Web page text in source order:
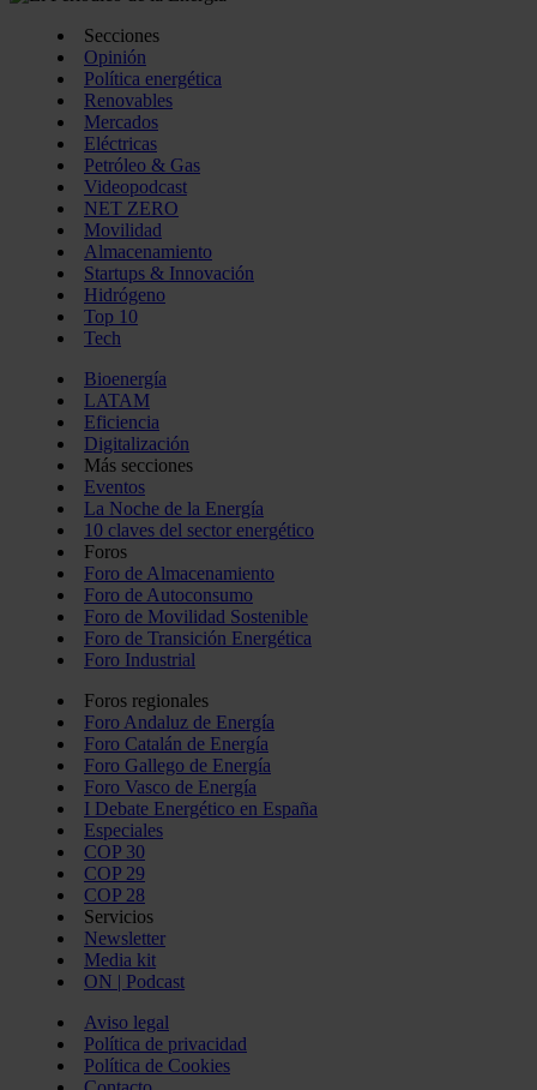
Secciones
Opinión
Política energética
Renovables
Mercados
Eléctricas
Petróleo & Gas
Videopodcast
NET ZERO
Movilidad
Almacenamiento
Startups & Innovación
Hidrógeno
Top 10
Tech
Bioenergía
LATAM
Eficiencia
Digitalización
Más secciones
Eventos
La Noche de la Energía
10 claves del sector energético
Foros
Foro de Almacenamiento
Foro de Autoconsumo
Foro de Movilidad Sostenible
Foro de Transición Energética
Foro Industrial
Foros regionales
Foro Andaluz de Energía
Foro Catalán de Energía
Foro Gallego de Energía
Foro Vasco de Energía
I Debate Energético en España
Especiales
COP 30
COP 29
COP 28
Servicios
Newsletter
Media kit
ON | Podcast
Aviso legal
Política de privacidad
Política de Cookies